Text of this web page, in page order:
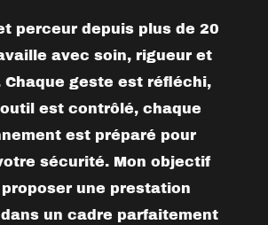
perceur depuis plus de 20
avec soin, rigueur et
Chaque geste est réfléchi,
est contrôlé, chaque
est préparé pour
sécurité. Mon objectif
une prestation
un cadre parfaitement